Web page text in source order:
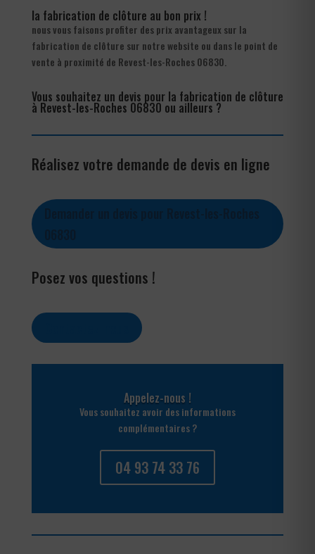
la fabrication de clôture au bon prix !
nous vous faisons profiter des prix avantageux sur la
fabrication de clôture sur notre website ou dans le point de
vente à proximité de Revest-les-Roches 06830.
Vous souhaitez un devis pour la fabrication de clôture
à Revest-les-Roches 06830 ou ailleurs ?
Réalisez votre demande de devis en ligne
Posez vos questions !
Appelez-nous !
Vous souhaitez avoir des informations
complémentaires ?
04 93 74 33 76